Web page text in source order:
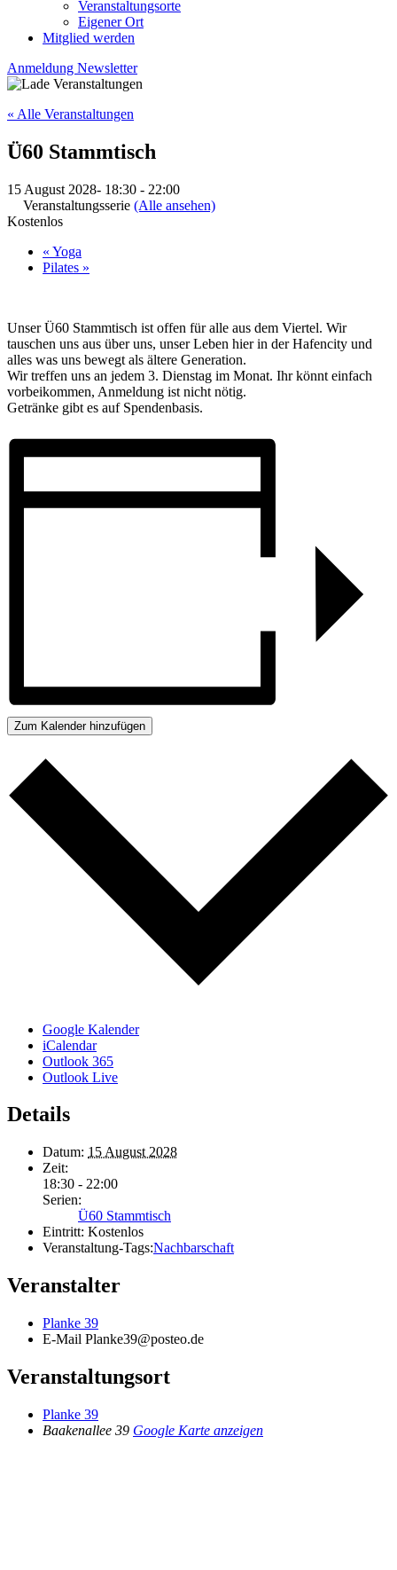
Veranstaltungsorte
Eigener Ort
Mitglied werden
Anmeldung Newsletter
« Alle Veranstaltungen
Ü60 Stammtisch
15 August 2028- 18:30 - 22:00
Veranstaltungsserie (Alle ansehen)
Kostenlos
« Yoga
Pilates »
Unser Ü60 Stammtisch ist offen für alle aus dem Viertel. Wir
tauschen uns aus über uns, unser Leben hier in der Hafencity und
alles was uns bewegt als ältere Generation.
Wir treffen uns an jedem 3. Dienstag im Monat. Ihr könnt einfach
vorbeikommen, Anmeldung ist nicht nötig.
Getränke gibt es auf Spendenbasis.
Zum Kalender hinzufügen
Google Kalender
iCalendar
Outlook 365
Outlook Live
Details
Datum: 15 August 2028
Zeit:
18:30 - 22:00
Serien:
Ü60 Stammtisch
Eintritt: Kostenlos
Veranstaltung-Tags:Nachbarschaft
Veranstalter
Planke 39
E-Mail Planke39@posteo.de
Veranstaltungsort
Planke 39
Baakenallee 39 Google Karte anzeigen